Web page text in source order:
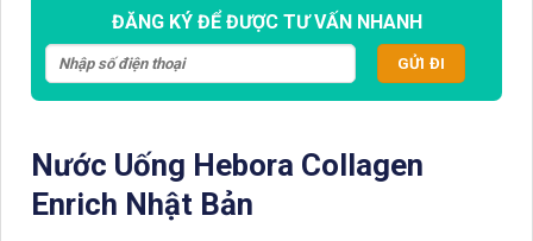
ĐĂNG KÝ ĐỂ ĐƯỢC TƯ VẤN NHANH
Nước Uống Hebora Collagen
Enrich Nhật Bản